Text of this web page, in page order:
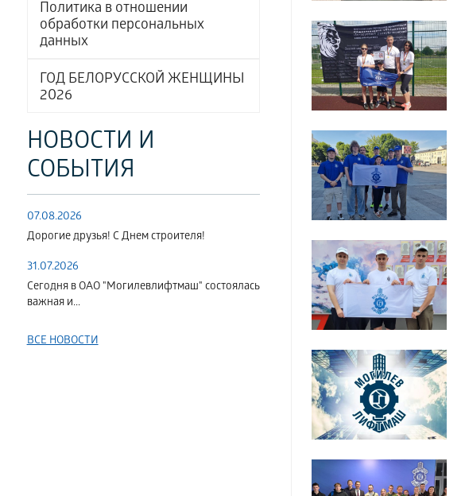
Политика в отношении
обработки персональных
данных
ГОД БЕЛОРУССКОЙ ЖЕНЩИНЫ
2026
НОВОСТИ И
СОБЫТИЯ
07.08.2026
Дорогие друзья! С Днем строителя!
31.07.2026
Сегодня в ОАО "Могилевлифтмаш" состоялась
важная и...
ВСЕ НОВОСТИ